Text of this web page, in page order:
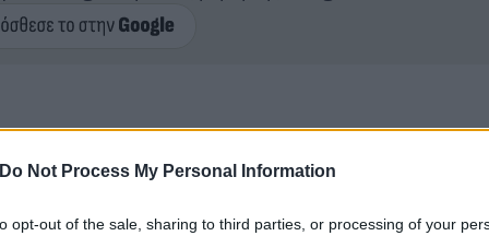
Do Not Process My Personal Information
opt-out of the sale, sharing to third parties, or processing of your